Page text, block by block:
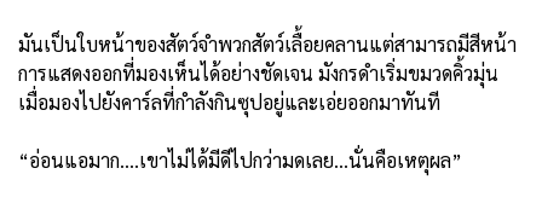
มันเป็นใบหน้าของสัตว์จำพวกสัตว์เลื้อยคลานแต่สามารถมีสีหน้า
การแสดงออกที่มองเห็นได้อย่างชัดเจน มังกรดำเริ่มขมวดคิ้วมุ่น
เมื่อมองไปยังคาร์ลที่กำลังกินซุปอยู่และเอ่ยออกมาทันที
“อ่อนแอมาก....เขาไม่ได้มีดีไปกว่ามดเลย...นั่นคือเหตุผล”